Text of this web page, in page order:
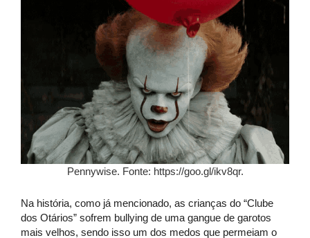
Pennywise. Fonte: https://goo.gl/ikv8qr.
Na história, como já mencionado, as crianças do “Clube
dos Otários” sofrem bullying de uma gangue de garotos
mais velhos, sendo isso um dos medos que permeiam o